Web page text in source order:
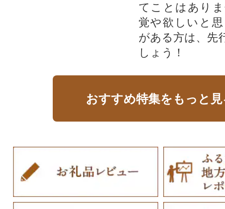
てことはあり
覚や欲しいと
がある方は、先
しょう！
おすすめ特集をもっと